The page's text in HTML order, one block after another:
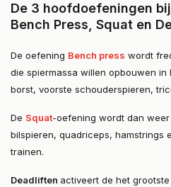
De 3 hoofdoefeningen
Bench Press, Squat en
De oefening Bench press wordt
die spiermassa willen opbouwen in
borst, voorste schouderspieren,
De Squat-oefening wordt dan
bilspieren, quadriceps, hamstrings
trainen.
Deadliften activeert de het